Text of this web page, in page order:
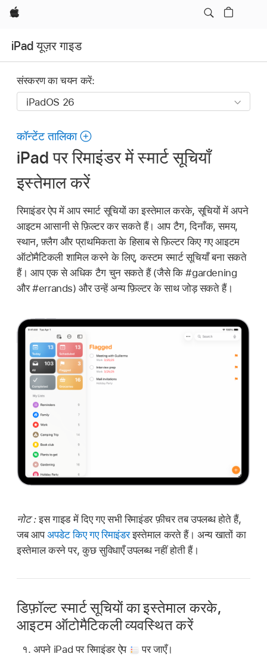
Apple
iPad यूज़र गाइड
संस्करण का चयन करें:
कॉन्टेंट तालिका
iPad पर रिमाइंडर में स्मार्ट सूचियाँ
इस्तेमाल करें
रिमाइंडर ऐप में आप स्मार्ट सूचियों का इस्तेमाल करके, सूचियों में अपने
आइटम आसानी से फ़िल्टर कर सकते हैं। आप टैग, दिनाँक, समय,
स्थान, फ़्लैग और प्राथमिकता के हिसाब से फ़िल्टर किए गए आइटम
ऑटोमैटिकली शामिल करने के लिए, कस्टम स्मार्ट सूचियाँ बना सकते
हैं। आप एक से अधिक टैग चुन सकते हैं (जैसे कि #gardening
और #errands) और उन्हें अन्य फ़िल्टर के साथ जोड़ सकते हैं।
नोट :इस गाइड में दिए गए सभी रिमाइंडर फ़ीचर तब उपलब्ध होते हैं,
जब आपअपडेट किए गए रिमाइंडरइस्तेमाल करते हैं। अन्य खातों का
इस्तेमाल करने पर, कुछ सुविधाएँ उपलब्ध नहीं होती हैं।
डिफ़ॉल्ट स्मार्ट सूचियों का इस्तेमाल करके,
आइटम ऑटोमैटिकली व्यवस्थित करें
अपने iPad पर रिमाइंडर ऐप
पर जाएँ।